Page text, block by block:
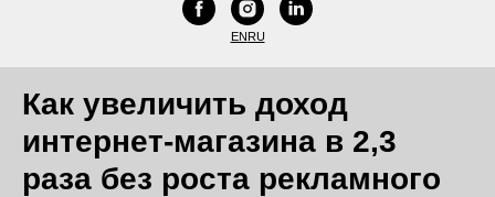
ENRU
Как увеличить доход
интернет-магазина в 2,3
раза без роста рекламного